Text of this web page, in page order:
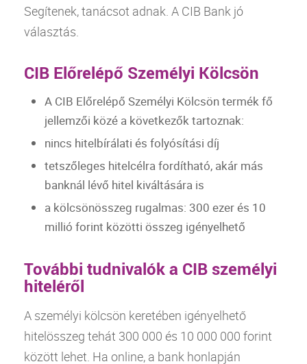
Segítenek, tanácsot adnak. A CIB Bank jó
választás.
CIB Előrelépő Személyi Kölcsön
A CIB Előrelépő Személyi Kölcsöntermék fő
jellemzői közé a következők tartoznak:
nincs hitelbírálati és folyósítási díj
tetszőleges hitelcélra fordítható, akár más
banknál lévő hitel kiváltására is
a kölcsönösszeg rugalmas: 300 ezer és 10
millió forint közötti összeg igényelhető
További tudnivalók a CIB személyi
hiteléről
A személyi kölcsön keretében igényelhető
hitelösszeg tehát 300 000 és 10 000 000 forint
között lehet. Ha online, a bank honlapján